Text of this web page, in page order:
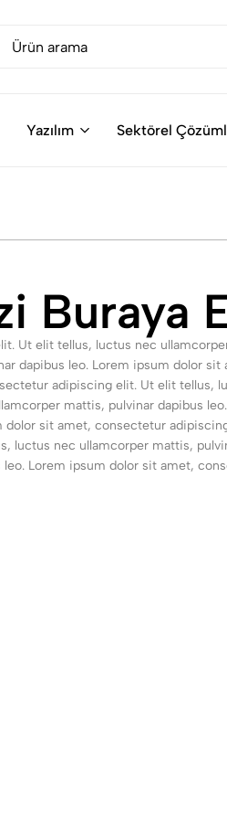
Yazılım Sektörel
Buraya
Ut elit tellus, luctus nec
dapibus leo. Lorem ipsum dolor
adipiscing elit. Ut elit
mattis, pulvinar dapibus
sit amet, consectetur
luctus nec ullamcorper mattis,
Lorem ipsum dolor sit amet,